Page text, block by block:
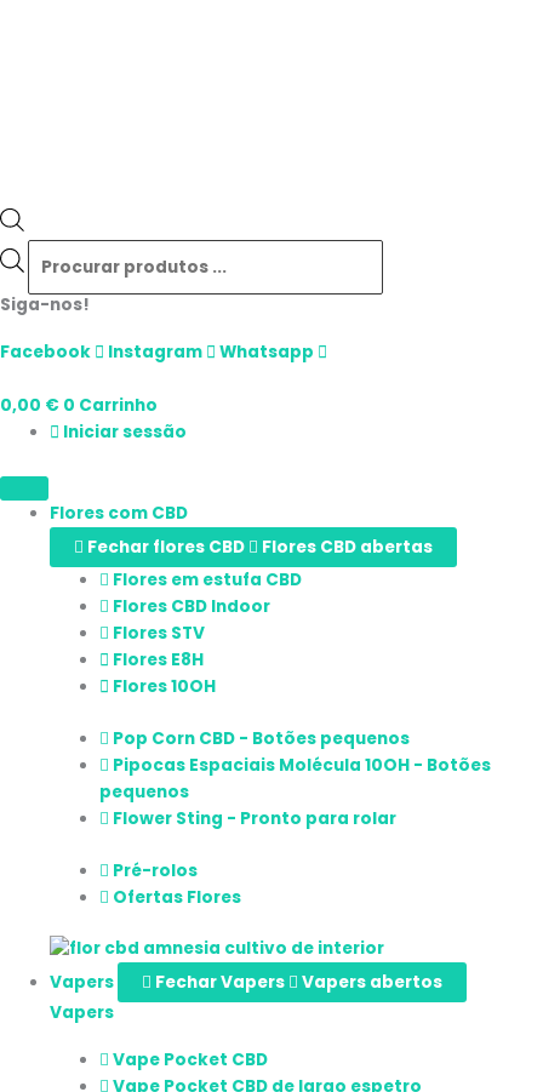
Siga-nos!
Facebook Instagram Whatsapp
0,00 € 0 Carrinho
Iniciar sessão
Flores com CBD
Fechar flores CBD
Flores CBD abertas
Flores em estufa CBD
Flores CBD Indoor
Flores STV
Flores E8H
Flores 10OH
Pop Corn CBD - Botões pequenos
Pipocas Espaciais Molécula 10OH - Botões
pequenos
Flower Sting - Pronto para rolar
Pré-rolos
Ofertas Flores
Vapers Fechar Vapers
Vapers abertos
Vapers
Vape Pocket CBD
Vape Pocket CBD de largo espetro